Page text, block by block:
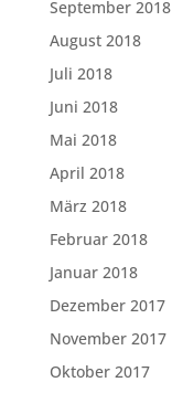
September 2018
August 2018
Juli 2018
Juni 2018
Mai 2018
April 2018
März 2018
Februar 2018
Januar 2018
Dezember 2017
November 2017
Oktober 2017